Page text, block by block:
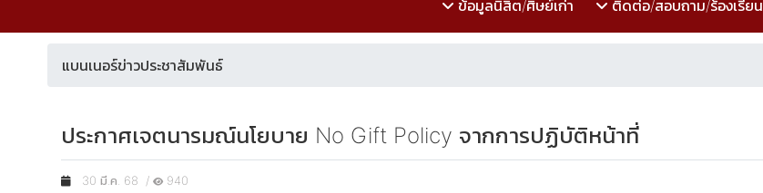
ข้อมูลนิสิต/ศิษย์เก่า ติดต่อ/สอบถาม/ร้องเรียน
แบนเนอร์ข่าวประชาสัมพันธ์
ประกาศเจตนารมณ์นโยบาย No Gift Policy จากการปฏิบัติหน้าที่
30 มี.ค. 68 / 940